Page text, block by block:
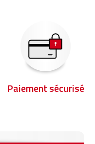
Paiement sécurisé